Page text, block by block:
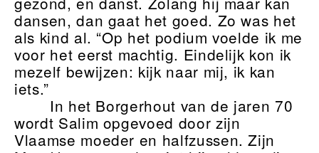
dansen, dan gaat het goed. Zo was het
als kind al. “Op het podium voelde ik me
voor het eerst machtig. Eindelijk kon ik
mezelf bewijzen: kijk naar mij, ik kan
iets.”
In het Borgerhout van de jaren 70
wordt Salim opgevoed door zijn
Vlaamse moeder en halfzussen. Zijn